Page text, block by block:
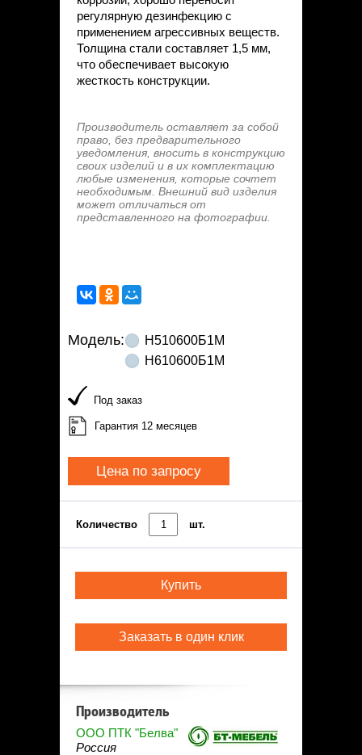
регулярную дезинфекцию с
применением агрессивных веществ.
Толщина стали составляет 1,5 мм,
что обеспечивает высокую
жесткость конструкции.
Производитель оставляет за собой
право, без предварительного
уведомления, вносить в конструкцию
своих изделий и в их комплектацию
любые изменения, которые сочтет
необходимым. Внешний вид изделия
может отличаться от
представленного на фотографии.
Модель:
Н510600Б1М
Н610600Б1М
Под заказ
Гарантия 12 месяцев
Цена по запросу
Количество шт.
Купить
Заказать в один клик
Производитель
ООО ПТК "Белва"
Россия